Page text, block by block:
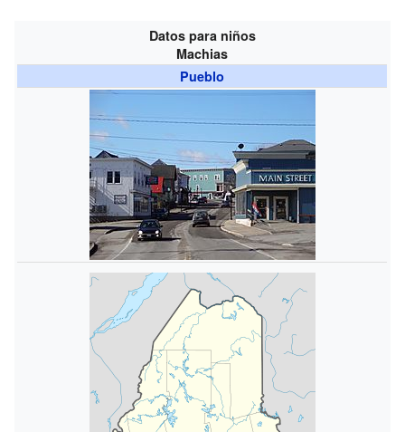
Datos para niños
Machias
Pueblo